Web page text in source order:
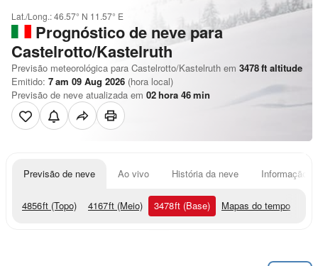
Lat./Long.:46.57° N 11.57° E
Prognóstico de neve para
Castelrotto/Kastelruth
Previsão meteorológica para Castelrotto/Kastelruth em 3478ft altitude
Emitido: 7 am 09 Aug 2026 (hora local)
Previsão de neve atualizada em 02hora 45min
Previsão de neve Ao vivo História da neve Informação
4856ft (Topo) 4167ft (Meio) 3478ft (Base) Mapas do tempo